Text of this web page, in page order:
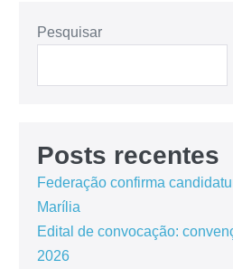
Pesquisar
Posts recentes
Federação confirma
Marília
Edital de convocação:
2026